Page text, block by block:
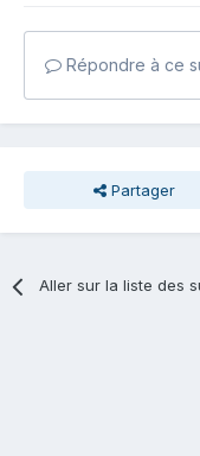
Répondre à ce
Partager
Aller sur la liste des